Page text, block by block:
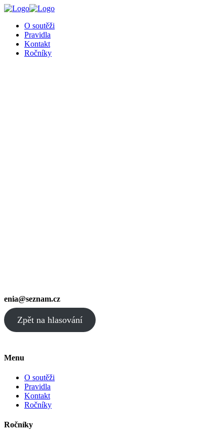
O soutěži
Pravidla
Kontakt
Ročníky
enia@seznam.cz
Zpět na hlasování
Menu
O soutěži
Pravidla
Kontakt
Ročníky
Ročníky